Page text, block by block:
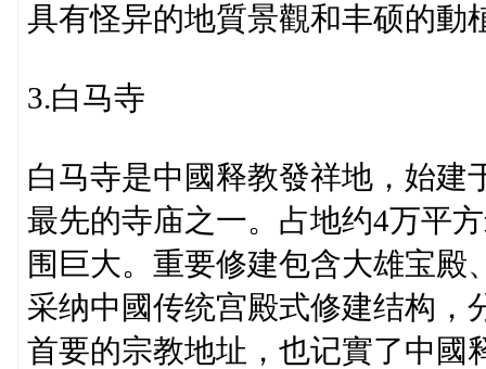
具有怪异的地質景觀和丰硕的動
3.白马寺
白马寺是中國释教發祥地，始建
最先的寺庙之一。占地约4万平
围巨大。重要修建包含大雄宝
采纳中國传统宫殿式修建结构，
首要的宗教地址，也记實了中國